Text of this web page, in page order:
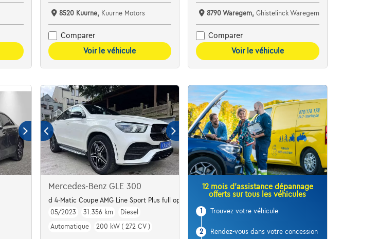
8520 Kuurne, Kuurne Motors
Comparer
Voir le véhicule
8790 Waregem,Ghistelinck Waregem
Comparer
Voir le véhicule
Mercedes-Benz GLE 300
d 4-Matic Coupe AMG Line Sport Plus full option
05/2023
31.356 km
Diesel
Automatique
200 kW ( 272 CV )
12 mois d’assistance dépannage
offerts sur tous les véhicules
1 Trouvez votre véhicule
2 Rendez-vous dans votre concession